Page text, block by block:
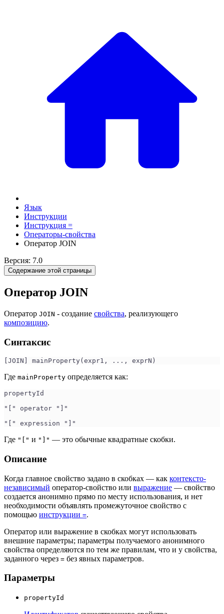
Язык
Инструкции
Инструкция =
Операторы-свойства
Оператор JOIN
Версия: 7.0
Содержание этой страницы
Оператор JOIN
Оператор JOIN - создание свойства, реализующего
композицию.
Синтаксис
[JOIN] mainProperty(expr1, ..., exprN)
Где mainProperty определяется как:
propertyId
"[" operator "]"
"[" expression "]"
Где "[" и "]" — это обычные квадратные скобки.
Описание
Когда главное свойство задано в скобках — как контексто-
независимый оператор-свойство или выражение — свойство
создается анонимно прямо по месту использования, и нет
необходимости объявлять промежуточное свойство с
помощью инструкции =.
Оператор или выражение в скобках могут использовать
внешние параметры; параметры получаемого анонимного
свойства определяются по тем же правилам, что и у свойства,
заданного через = без явных параметров.
Параметры
propertyId